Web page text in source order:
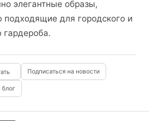
элегантные образы,
подходящие для городского и
гардероба.
Подписаться на новости
блог